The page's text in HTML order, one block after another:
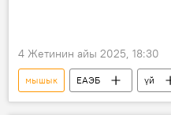
4 Жетинин айы 2025, 18:30
мышык ЕАЭБ үй
ит
эреже ЕЭК